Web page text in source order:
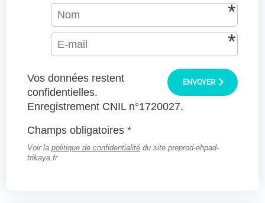
ENVOYER
Vos données restent
confidentielles.
Enregistrement CNIL n°1720027.
Champs obligatoires *
Voir la politique de confidentialité du site preprod-ehpad-
trikaya.fr